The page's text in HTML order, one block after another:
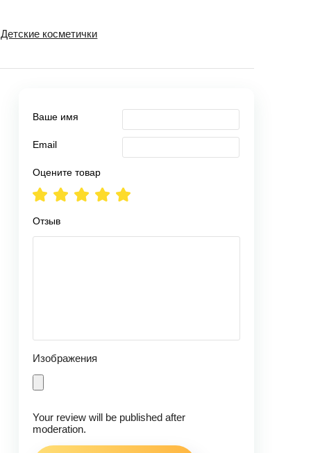
Детские косметички
Ваше имя
Email
Оцените товар
Отзыв
Изображения
Your review will be published after
moderation.